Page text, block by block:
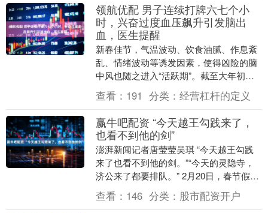
领航优配 男子连续打牌六七个小
时，兴奋过度血压飙升引发脑出
血，医生提醒
新春佳节，气温波动、饮食油腻、作息紊
乱、情绪波动等诱发因素，使得凶险的脑
中风也随之进入“活跃期”。截至大年初
三，浙江省人民医院两院区长假前5天共救
治脑中风20多....
查看： 191 分类： 经营杠杆的定义
赢牛吧配资 “今天越王勾践来了，
也看不到他的剑”
澎湃新闻记者唐莹莹吴琪 “今天越王勾践
来了也看不到他的剑。”“今天的灵隐寺，
济公来了都要排队。” 2月20日，春节假期
第6天，全国各地景区仍旧“人山人海”，网
友....
查看： 146 分类： 股市配资开户